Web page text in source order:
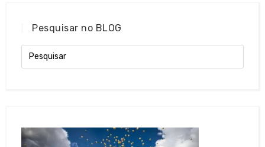
Pesquisar no BLOG